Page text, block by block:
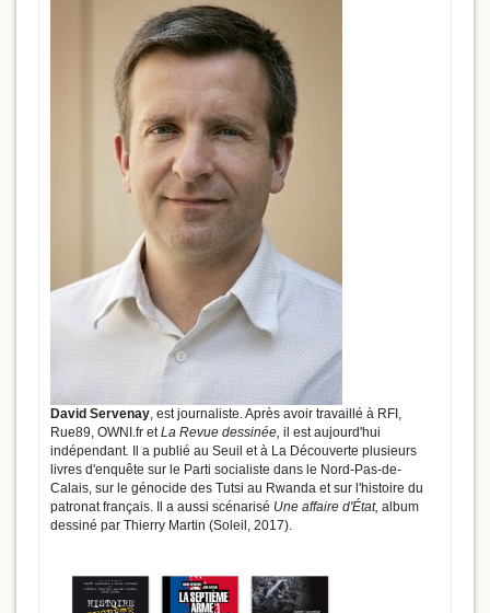
David Servenay, est journaliste. Après avoir travaillé à RFI,
Rue89, OWNI.fr etLa Revue dessinée, il est aujourd'hui
indépendant.
Il a publié au Seuil et à La Découverte plusieurs
livres d'enquête sur le Parti socialiste dans le Nord-Pas-de-
Calais, sur le génocide des Tutsi au Rwanda et sur l'histoire du
patronat français. Il a aussi scénarisé Une affaire d'État, album
dessiné par Thierry Martin (Soleil, 2017).